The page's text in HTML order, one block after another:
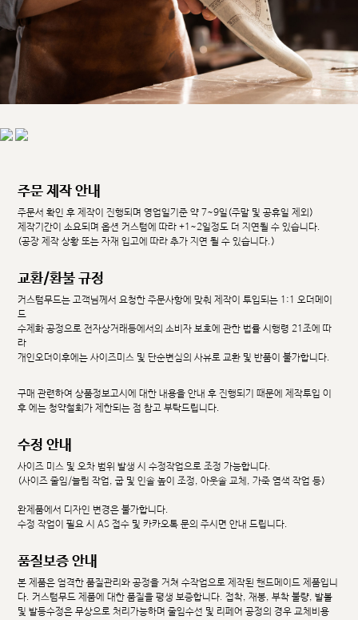
주문 제작 안내
주문서 확인 후 제작이 진행되며 영업일기준 약 7~9일(주말 및 공휴일 제외)
제작기간이 소요되며 옵션 커스텀에 따라 +1~2일정도 더 지연될 수 있습니다.
(공장 제작 상황 또는 자재 입고에 따라 추가 지연 될 수 있습니다.)
교환/환불 규정
커스텀무드는 고객님께서 요청한 주문사항에 맞춰 제작이 투입되는 1:1 오더메이
드
수제화 공정으로 전자상거래등에서의 소비자 보호에 관한 법률 시행령 21조에 따
라
개인오더이후에는 사이즈미스 및 단순변심의 사유로 교환 및 반품이 불가합니다.
구매 관련하여 상품정보고시에 대한 내용을 안내 후 진행되기 때문에 제작투입 이
후 에는 청약철회가 제한되는 점 참고 부탁드립니다.
수정 안내
사이즈 미스 및 오차 범위 발생 시 수정작업으로 조정 가능합니다.
(사이즈 줄임/늘림 작업, 굽 및 인솔 높이 조정, 아웃솔 교체, 가죽 염색 작업 등)
완제품에서 디자인 변경은 불가합니다.
수정 작업이 필요 시 AS 접수 및 카카오톡 문의 주시면 안내 드립니다.
품질보증 안내
본 제품은 엄격한 품질관리와 공정을 거쳐 수작업으로 제작된 핸드메이드 제품입니
다. 커스텀무드 제품에 대한 품질을 평생 보증합니다. 접착, 재봉, 부착 불량, 발볼
및 발등수정은 무상으로 처리가능하며 줄임수선 및 리페어 공정의 경우 교체비용